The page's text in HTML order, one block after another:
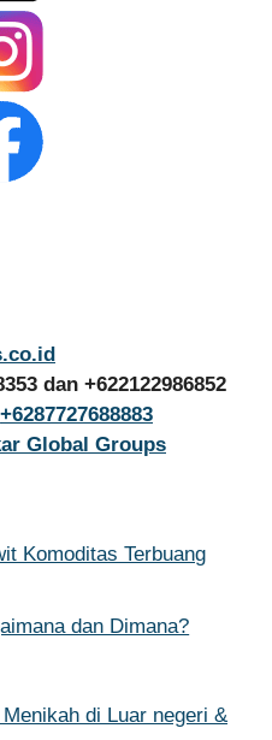
dan +622122986852
+6287727688883
Global Groups
Komoditas Terbuang
dan Dimana?
di Luar negeri &